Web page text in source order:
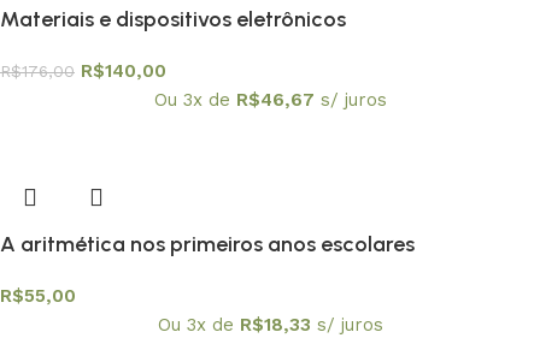
Materiais e dispositivos eletrônicos
R$176,00 R$140,00
Ou 3x de R$46,67 s/ juros
A aritmética nos primeiros anos escolares
R$55,00
Ou 3x de R$18,33 s/ juros